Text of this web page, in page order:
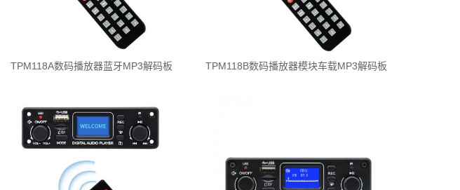
TPM118A数码播放器蓝牙MP3解码板 TPM118B数码播放器模块车载MP3解码板